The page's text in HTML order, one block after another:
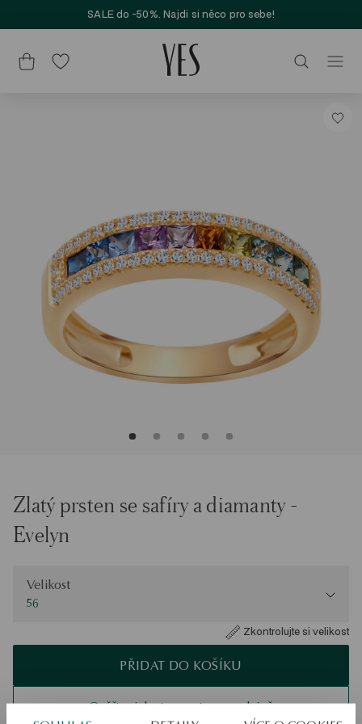
SALE do -50%. Najdi si něco pro sebe!
Zlatý prsten se safíry a diamanty -
Evelyn
Velikost
56
Zkontrolujte si velikost
PŘIDAT DO KOŠÍKU
Ověřte si dostupnost na prodejně